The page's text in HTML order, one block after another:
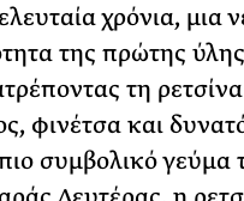
χρόνια, μια
της πρώτης
τη
φινέτσα και
συμβολικό γεύμα